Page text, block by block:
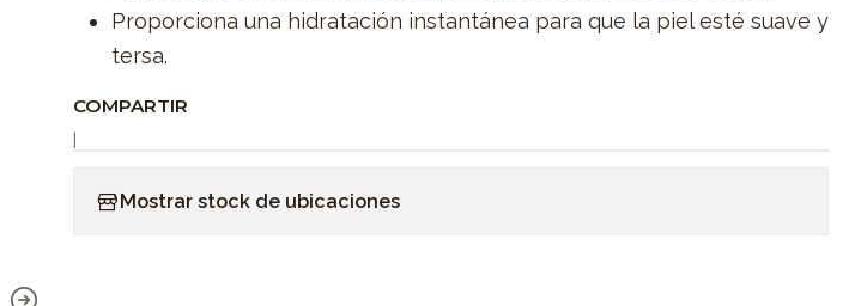
Proporciona una hidratación instantánea para que la piel esté suave y
tersa.
COMPARTIR
|
Mostrar stock de ubicaciones